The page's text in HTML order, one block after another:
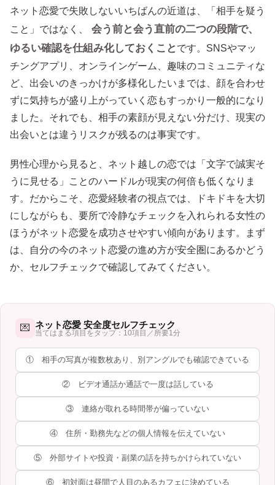
ネット恋愛で失敗しないいちばんの近道は、「相手を疑う
こと」ではなく、
会う前と会う直前の二つの段階で、
ゆるい確認を仕組み化しておくこと です。SNSやマッ
チングアプリ、オンラインゲーム、趣味のコミュニティな
ど、出会いのきっかけが多様化したいまでは、顔を合わせ
ずに気持ちが盛り上がっていく恋もすっかり一般的になり
ました。それでも、相手の素顔が見えない分だけ、現実の
出会いとは違うリスクが残るのは事実です。
男性心理から見ると、ネット越しの恋では「文字で誠実そ
うに見せる」ことのハードルが現実の何倍も低くなりま
す。だからこそ、恋愛経験者の視点では、ドキドキを大切
にしながらも、要所で冷静なチェックを入れられる女性の
ほうがネット恋愛を成功させやすい傾向があります。まず
は、自分の今のネット恋愛の進め方が安全圏にあるかどう
か、セルフチェックで確認してみてください。
💌 ネット恋愛 安全度セルフチェック
当てはまる項目をタップ：10項目／所要1分
① 相手の写真が複数枚あり、別アングルでも確認できている
② ビデオ通話か通話で一度は話している
③ 連絡が取れる時間帯が偏っていない
④ 住所・勤務先などの個人情報を伝えていない
⑤ 外部サイトや投資・副業の話を持ちかけられていない
⑥ 初対面は昼間で人目のあるカフェに決めている